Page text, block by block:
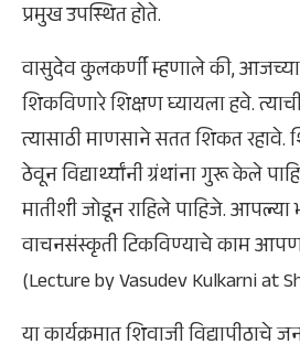
प्रमुख उपस्थित होते.
वासुदेव कुलकर्णी म्हणाले की,
शिकविणारे शिक्षण घ्यायला हवे.
त्यासाठी माणसाने सतत शिकत रहावे.
ठेवून विद्यार्थ्यांनी ग्रंथांना गुरू केले
मातीशी जोडून राहिले पाहिजे.
वाचनसंस्कृती टिकविण्याचे काम
(Lecture by Vasudev Kulkarni at
या कार्यक्रमात शिवाजी विद्यापीठाचे